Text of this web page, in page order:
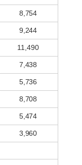
8,754
9,244
11,490
7,438
5,736
8,708
5,474
3,960